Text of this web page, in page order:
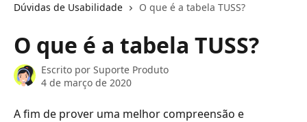
Dúvidas de Usabilidade
O que é a tabela TUSS?
O que é a tabela TUSS?
Escrito por Suporte Produto
4 de março de 2020
A fim de prover uma melhor compreensão e